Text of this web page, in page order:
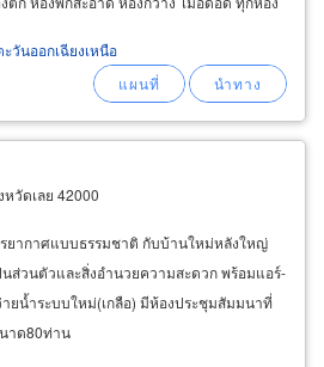
วันออกเฉียงเหนือ
หวัดเลย 42000
รยากาศแบบธรรมชาติ กับบ้านใหม่หลังใหญ่
ส่วนตัวและสิ่งอำนวยความสะดวก พร้อมแอร์-
ยน้ำระบบใหม่(เกลือ) มีห้องประชุมสัมมนาที่
าด80ท่าน